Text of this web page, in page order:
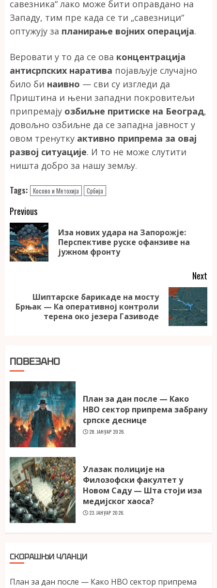
савезника“ лако може бити оправдано на
Западу, тим пре када се ти „савезници“
оптужују за планирање војних операција.
Веровати у то да се ова концентрација
антисрпских наратива појављује случајно
било би наивно — сви су изгледи да
Приштина и њени западни покровитељи
припремају озбиљне притиске на Београд,
довољно озбиљне да се западна јавност у
овом тренутку активно припрема за овај
развој ситуације. И то не може слутити
ништа добро за нашу земљу.
Tags: Косово и Метохија Србија
Continue
Reading
Previous
Иза нових удара на Запорожје:
Перспективе руске офанзиве на
јужном фронту
Next
Next
Шиптарске барикаде на мосту
Брњак — Ка оперативној контроли
терена око језера Газиводе
ПОВЕЗАНО
План за дан после — Како
НВО сектор припрема забрану
српске деснице
28. ЈАНУАР 2026.
Улазак полиције на
Филозофски факултет у
Новом Саду — Шта стоји иза
медијског хаоса?
23. ЈАНУАР 2026.
СКОРАШЊИ ЧЛАНЦИ
План за дан после — Како НВО сектор припрема